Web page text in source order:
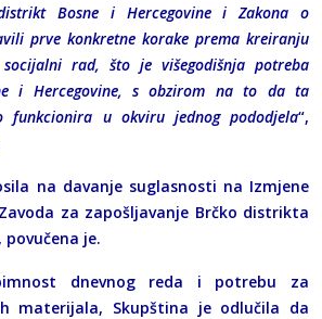
Bosne i Hercegovine i Zakona o
prve konkretne korake prema kreiranju
socijalni rad, što je višegodišnja potreba
i Hercegovine, s obzirom na to da ta
funkcionira u okviru jednog pododjela“,
na davanje suglasnosti na Izmjene
za zapošljavanje Brčko distrikta
povučena je.
dnevnog reda i potrebu za
materijala, Skupština je odlučila da